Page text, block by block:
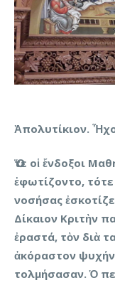
Ἀπολυτίκιον.
Ὅτε οἱ ἔνδοξοι
ἐφωτίζοντο,
νοσήσας
Δίκαιον Κριτὴν
ἐραστά, τὸν διὰ
ἀκόραστον
τολμήσασαν. Ὁ